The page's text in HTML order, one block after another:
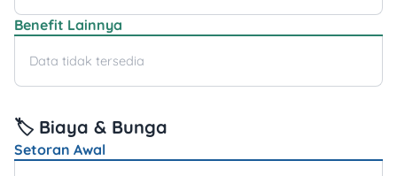
Benefit Lainnya
Data tidak tersedia
🏷️ Biaya & Bunga
Setoran Awal